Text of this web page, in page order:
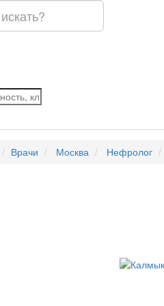
Врачи Москва Нефролог